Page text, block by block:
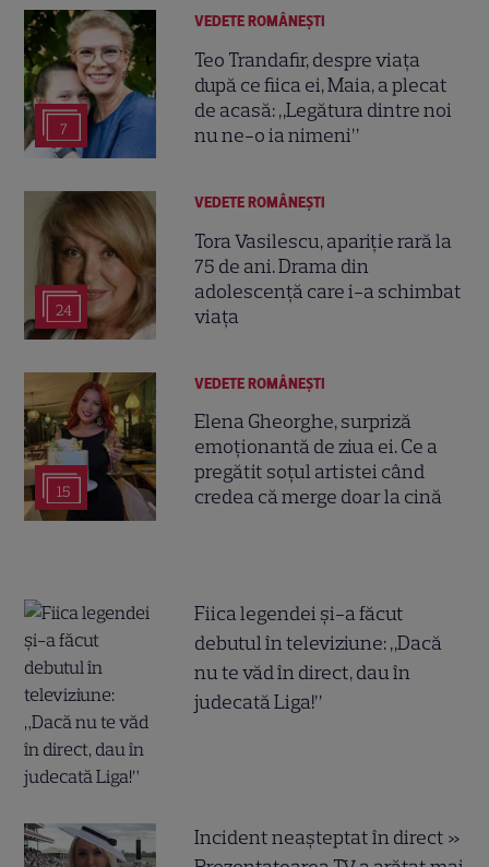
7
VEDETE ROMÂNEŞTI
Teo Trandafir, despre viața
după ce fiica ei, Maia, a plecat
de acasă: „Legătura dintre noi
nu ne-o ia nimeni”
24
VEDETE ROMÂNEŞTI
Tora Vasilescu, apariție rară la
75 de ani. Drama din
adolescență care i-a schimbat
viața
15
VEDETE ROMÂNEŞTI
Elena Gheorghe, surpriză
emoționantă de ziua ei. Ce a
pregătit soțul artistei când
credea că merge doar la cină
Fiica legendei și-a făcut
debutul în televiziune: „Dacă
nu te văd în direct, dau în
judecată Liga!”
Incident neașteptat în direct »